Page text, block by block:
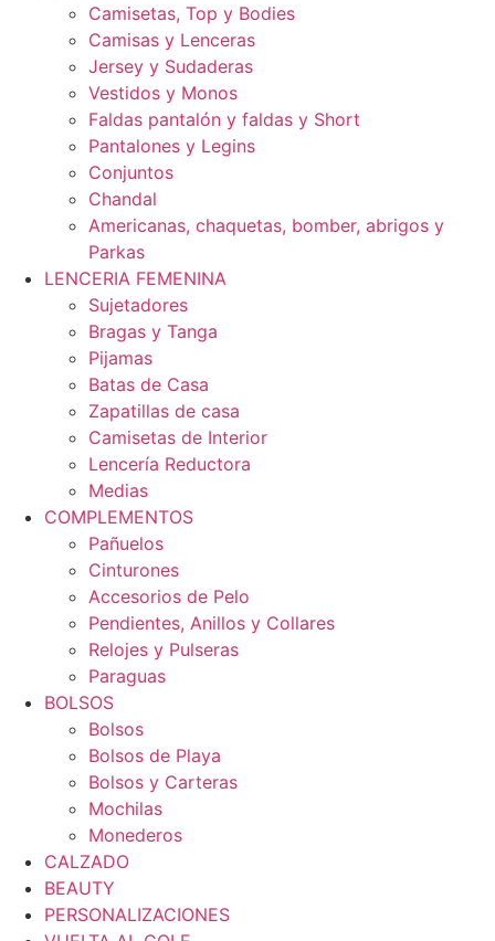
Camisetas, Top y Bodies
Camisas y Lenceras
Jersey y Sudaderas
Vestidos y Monos
Faldas pantalón y faldas y Short
Pantalones y Legins
Conjuntos
Chandal
Americanas, chaquetas, bomber, abrigos y
Parkas
LENCERIA FEMENINA
Sujetadores
Bragas y Tanga
Pijamas
Batas de Casa
Zapatillas de casa
Camisetas de Interior
Lencería Reductora
Medias
COMPLEMENTOS
Pañuelos
Cinturones
Accesorios de Pelo
Pendientes, Anillos y Collares
Relojes y Pulseras
Paraguas
BOLSOS
Bolsos
Bolsos de Playa
Bolsos y Carteras
Mochilas
Monederos
CALZADO
BEAUTY
PERSONALIZACIONES